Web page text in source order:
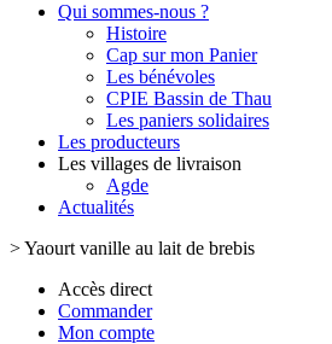
Qui sommes-nous ?
Histoire
Cap sur mon Panier
Les bénévoles
CPIE Bassin de Thau
Les paniers solidaires
Les producteurs
Les villages de livraison
Agde
Actualités
>Yaourt vanille au lait de brebis
Accès direct
Commander
Mon compte